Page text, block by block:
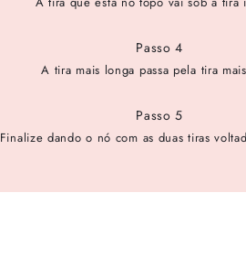
Passo 4
A tira mais longa passa pela tira
Passo 5
Finalize dando o nó com as duas tiras